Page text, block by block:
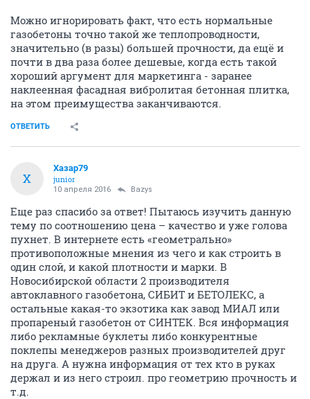
Можно игнорировать факт, что есть нормальные
газобетоны точно такой же теплопроводности,
значительно (в разы) большей прочности, да ещё и
почти в два раза более дешевые, когда есть такой
хороший аргумент для маркетинга - заранее
наклеенная фасадная вибролитая бетонная плитка,
на этом преимущества заканчиваются.
ОТВЕТИТЬ
Х
Хазар79
junior
10 апреля 2016 Bazys
Еще раз спасибо за ответ! Пытаюсь изучить данную
тему по соотношению цена – качество и уже голова
пухнет. В интернете есть «геометрально»
противоположные мнения из чего и как строить в
один слой, и какой плотности и марки. В
Новосибирской области 2 производителя
автоклавного газобетона, СИБИТ и БЕТОЛЕКС, а
остальные какая-то экзотика как завод МИАЛ или
пропареный газобетон от СИНТЕК. Вся информация
либо рекламные буклеты либо конкурентные
поклепы менеджеров разных производителей друг
на друга. А нужна информация от тех кто в руках
держал и из него строил. про геометрию прочность и
т.д.